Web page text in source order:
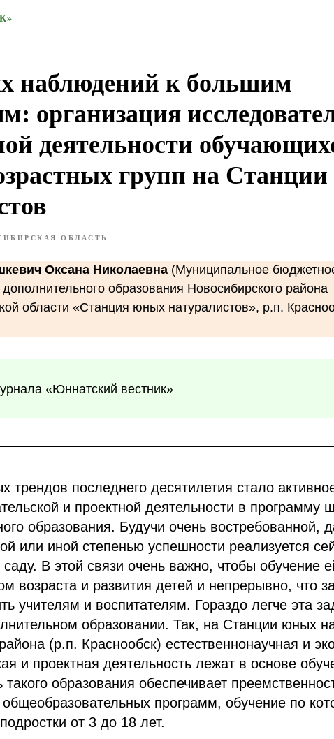
наблюдений к большим
организация
деятельности
групп на
ОБЛАСТЬ
Оксана Николаевна (Муниципальное
образования Новосибирского района
области «Станция юных натуралистов», р.п.
«Юннатский вестник»
трендов последнего десятилетия стало
и проектной деятельности в программу
образования. Будучи очень востребованной,
или иной степенью успешности реализуется
В этой связи очень важно, чтобы обучение
возраста и развития детей и непрерывно, что
учителям и воспитателям. Гораздо легче эта
образовании. Так, на Станции юных
(р.п. Краснообск) естественнонаучная и
и проектная деятельность лежат в основе
образования обеспечивает
программ, обучение по
от 3 до 18 лет.